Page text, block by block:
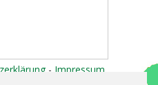
- Impressum